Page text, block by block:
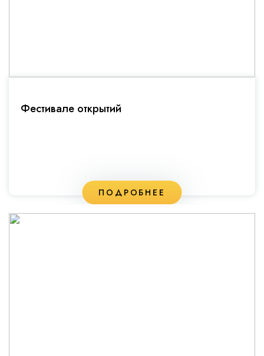
Фестивале открытий
ПОДРОБНЕЕ